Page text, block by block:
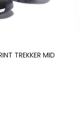
TREKKER MID